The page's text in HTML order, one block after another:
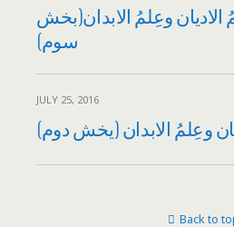
الادیان وعِلمُ الابدان(بخش
سوم)
JULY 25, 2016
وعِلمُ الابدان (یخش دوم)
Back to